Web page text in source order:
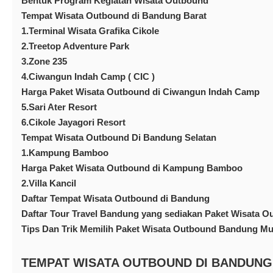
Tempat Wisata Outbound di Bandung Barat
1.Terminal Wisata Grafika Cikole
2.Treetop Adventure Park
3.Zone 235
4.Ciwangun Indah Camp ( CIC )
Harga Paket Wisata Outbound di Ciwangun Indah Camp
5.Sari Ater Resort
6.Cikole Jayagori Resort
Tempat Wisata Outbound Di Bandung Selatan
1.Kampung Bamboo
Harga Paket Wisata Outbound di Kampung Bamboo
2.Villa Kancil
Daftar Tempat Wisata Outbound di Bandung
Daftar Tour Travel Bandung yang sediakan Paket Wisata
Tips Dan Trik Memilih Paket Wisata Outbound Bandung
TEMPAT WISATA OUTBOUND DI BANDUNG